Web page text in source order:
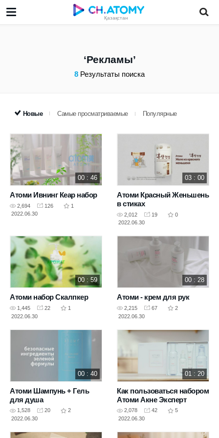
Қазақстан
Рекламы
8 Результаты поиска
Новые Самые просматриваемые Популярные
00 : 46
Атоми Ивнинг Кеар набор
2,694 126
1
2022.06.30
03 : 00
Атоми Красный Женьшень
в стиках
2,012 19
0
2022.06.30
00 : 59
Атоми набор Скалпкер
1,445 22
1
2022.06.30
00 : 28
Атоми - крем для рук
2,215 67
2
2022.06.30
00 : 40
Атоми Шампунь + Гель
для душа
1,528 20
2
2022.06.30
01 : 20
Как пользоваться набором
Атоми Акне Эксперт
2,078 42
5
2022.06.30